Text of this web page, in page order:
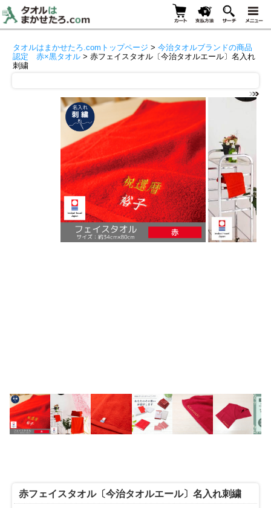
タオルはまかせたろ.comトップページ > 今治タオルブランドの商品
認定 赤×黒タオル > 赤フェイスタオル〔今治タオルエール〕名入れ
刺繍
赤フェイスタオル〔今治タオルエール〕名入れ刺繍